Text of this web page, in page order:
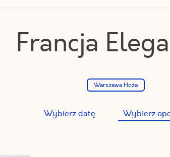
Francja
Warszawa Hoża
Wybierz datę